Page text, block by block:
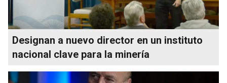
Designan a nuevo director en un instituto
nacional clave para la minería